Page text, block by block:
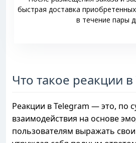
быстрая доставка
в течение пары
Что такое реакции
Реакции в Telegram — это, по
взаимодействия на основе
пользователям выражать свои